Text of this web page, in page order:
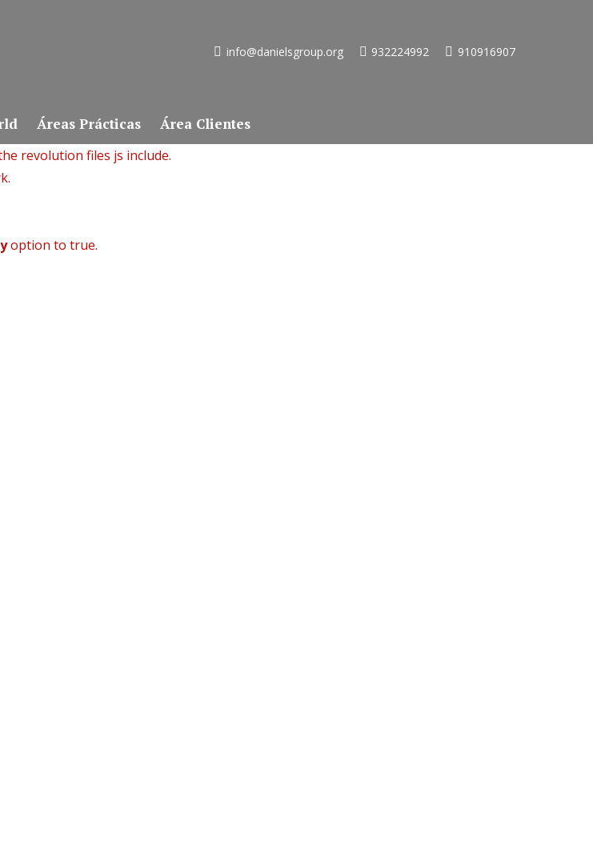
info@danielsgroup.org 932224992 910916907
Áreas Prácticas Área Clientes
revolution files js include.
option to true.